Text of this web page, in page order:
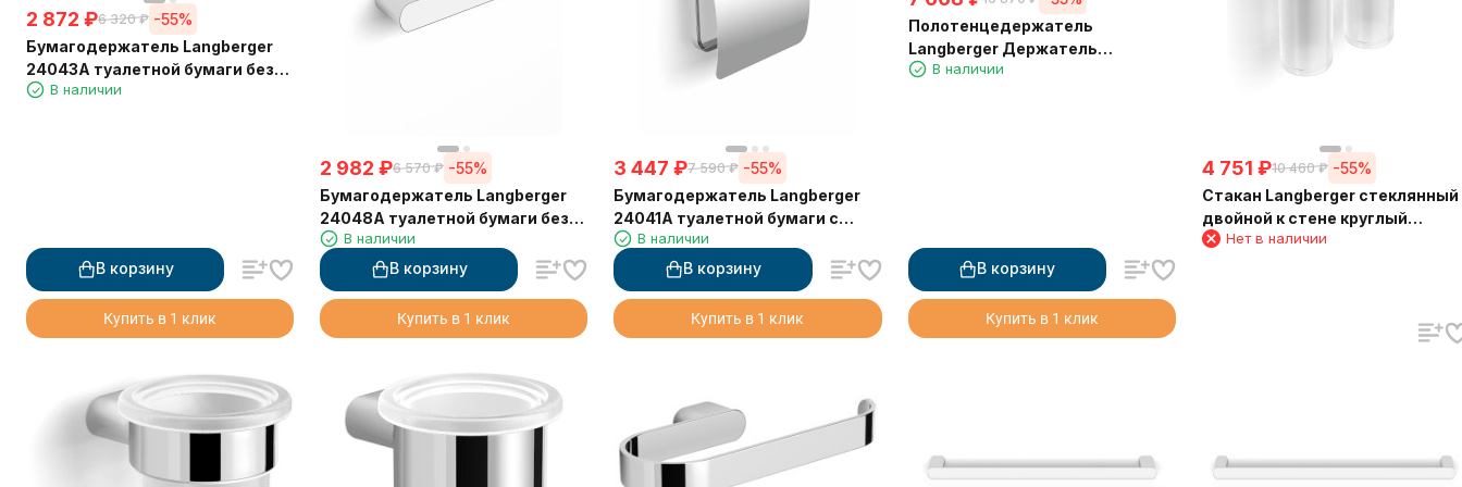
2 872 ₽6 320 ₽ -55%
Бумагодержатель Langberger
24043A туалетной бумаги без
крышки квадратный
В наличии
В корзину
Купить в 1 клик
2 982 ₽6 570 ₽ -55%
Бумагодержатель Langberger
24048A туалетной бумаги без
крышки квадратный
В наличии
В корзину
Купить в 1 клик
3 447 ₽7 590 ₽ -55%
Бумагодержатель Langberger
24041A туалетной бумаги с
крышкой
В наличии
В корзину
Купить в 1 клик
Полотенцедержатель
Langberger Держатель
аксессуаров и полотенца 80 см
В наличии
В корзину
Купить в 1 клик
4 751 ₽10 460 ₽ -55%
Стакан Langberger стеклянный
двойной к стене круглый
24019A
Нет в наличии